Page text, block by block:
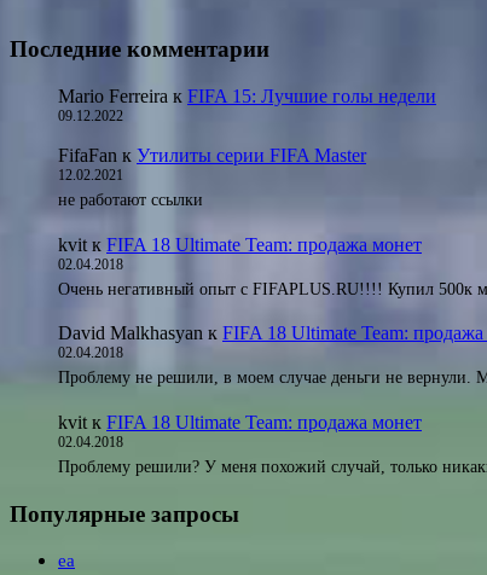
Последние комментарии
Mario Ferreira к FIFA 15: Лучшие голы недели
09.12.2022
FifaFan к Утилиты серии FIFA Master
12.02.2021
не работают ссылки
kvit к FIFA 18 Ultimate Team: продажа монет
02.04.2018
Очень негативный опыт с FIFAPLUS.RU!!!! Купил 500к
David Malkhasyan к FIFA 18 Ultimate Team:
02.04.2018
Проблему не решили, в моем случае деньги не
kvit к FIFA 18 Ultimate Team: продажа монет
02.04.2018
Проблему решили? У меня похожий случай, только
Популярные запросы
ea